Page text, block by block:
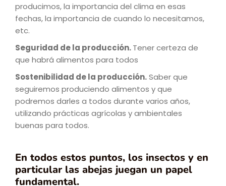
producimos, la importancia del clima en esas
fechas, la importancia de cuando lo necesitamos,
etc.
Seguridad de la producción.Tener certeza de
que habrá alimentos para todos
Sostenibilidad de la producción.Saber que
seguiremos produciendo alimentos y que
podremos darles a todos durante varios años,
utilizando prácticas agrícolas y ambientales
buenas para todos.
En todos estos puntos, los insectos y en
particular las abejas juegan un papel
fundamental.